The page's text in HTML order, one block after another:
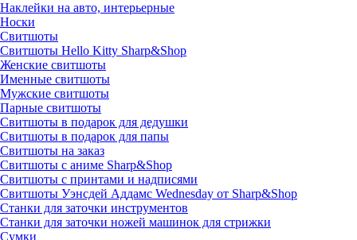
Наклейки на авто, интерьерные
Носки
Свитшоты
Cвитшоты Hello Kitty Sharp&Shop
Женские свитшоты
Именные свитшоты
Мужские свитшоты
Парные свитшоты
Свитшоты в подарок для дедушки
Свитшоты в подарок для папы
Свитшоты на заказ
Свитшоты с аниме Sharp&Shop
Свитшоты с принтами и надписями
Свитшоты Уэнсдей Аддамс Wednesday от Sharp&Shop
Станки для заточки инструментов
Станки для заточки ножей машинок для стрижки
Сумки